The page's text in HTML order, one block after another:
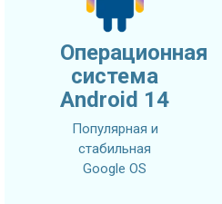
Операционная
система
Android 14
Популярная и
стабильная
Google OS